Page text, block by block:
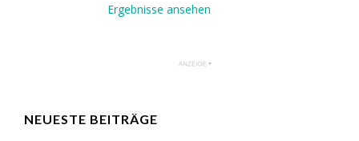
Ergebnisse ansehen
NEUESTE BEITRÄGE